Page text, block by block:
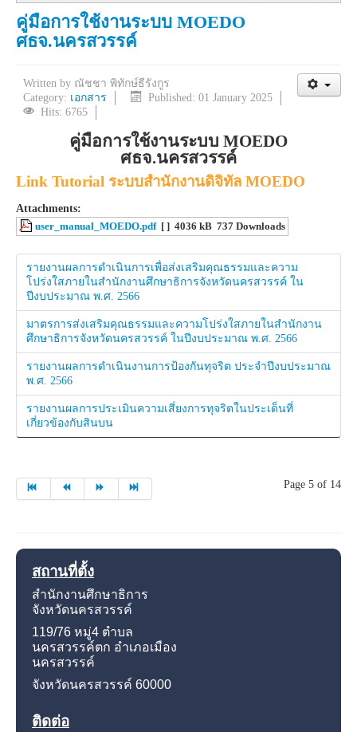
คู่มือการใช้งานระบบ MOEDO
ศธจ.นครสวรรค์
Written by ณัชชา พิทักษ์ธีรังกูร
Category: เอกสาร
Published: 01 January 2025
Hits: 6765
คู่มือการใช้งานระบบ MOEDO
ศธจ.นครสวรรค์
Link Tutorial ระบบสำนักงานดิจิทัล MOEDO
Attachments:
user_manual_MOEDO.pdf [ ] 4036 kB 737 Downloads
รายงานผลการดำเนินการเพื่อส่งเสริมคุณธรรมและความ
โปร่งใสภายในสำนักงานศึกษาธิการจังหวัดนครสวรรค์ ใน
ปีงบประมาณ พ.ศ. 2566
มาตรการส่งเสริมคุณธรรมและความโปร่งใสภายในสำนักงาน
ศึกษาธิการจังหวัดนครสวรรค์ ในปีงบประมาณ พ.ศ. 2566
รายงานผลการดำเนินงานการป้องกันทุจริต ประจำปีงบประมาณ
พ.ศ. 2566
รายงานผลการประเมินความเสี่ยงการทุจริตในประเด็นที่
เกี่ยวข้องกับสินบน
Page 5 of 14
สถานที่ตั้ง
สำนักงานศึกษาธิการ
จังหวัดนครสวรรค์
119/76 หมู่4 ตำบล
นครสวรรค์ตก อำเภอเมือง
นครสวรรค์
จังหวัดนครสวรรค์ 60000
ติดต่อ